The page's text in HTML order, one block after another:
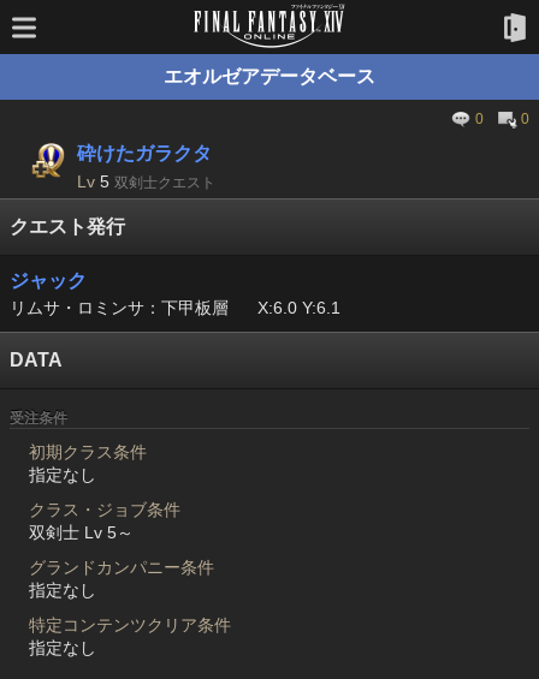
エオルゼアデータベース
0 0
砕けたガラクタ
Lv 5 双剣士クエスト
クエスト発行
ジャック
リムサ・ロミンサ：下甲板層 X:6.0 Y:6.1
DATA
受注条件
初期クラス条件
指定なし
クラス・ジョブ条件
双剣士 Lv 5～
グランドカンパニー条件
指定なし
特定コンテンツクリア条件
指定なし